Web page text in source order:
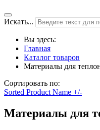
Искать...
Вы здесь:
Главная
Каталог товаров
Материалы для
Сортировать по:
Sorted Product Name +/-
Материалы для